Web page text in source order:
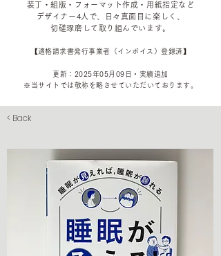
装丁・組版・フォーマット作成・用紙指定など
デザイナー4 人で、日々真面目に楽しく、
切磋琢磨して取り組んでいます。
​【適格請求書発行事業者（インボイス）登録済】
更新：2025年05 月09 日・実績追加
​※当サイトでは敬称を 略させていただいております。
< Back